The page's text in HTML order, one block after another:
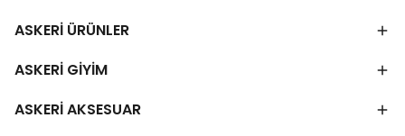
ASKERİ ÜRÜNLER
ASKERİ GİYİM
ASKERİ AKSESUAR